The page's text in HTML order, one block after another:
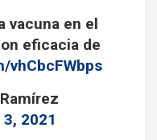
vacuna en el
eficacia de
vhCbcFWbps
2021